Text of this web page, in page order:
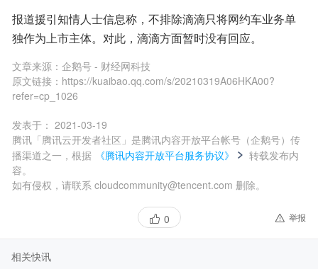
报道援引知情人士信息称，不排除滴滴只将网约车业务单
独作为上市主体。对此，滴滴方面暂时没有回应。
文章来源： 企鹅号 - 财经网科技
原文链接： https://kuaibao.qq.com/s/20210319A06HKA00?
refer=cp_1026
发表于： 2021-03-19
腾讯「腾讯云开发者社区」是腾讯内容开放平台帐号（企鹅号）传
播渠道之一，根据
《腾讯内容开放平台服务协议》
转载发布内
容。
如有侵权，请联系 cloudcommunity@tencent.com 删除。
0 举报
相关快讯